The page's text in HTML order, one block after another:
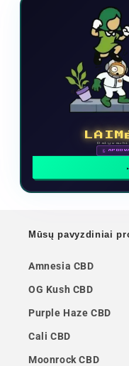
🗓
Mūsų pavyzdiniai
Amnesia CBD
OG Kush CBD
Purple Haze CBD
Cali CBD
Moonrock CBD